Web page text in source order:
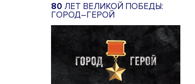
80 ЛЕТ ВЕЛИКОЙ ПОБЕДЫ:
ГОРОД–ГЕРОЙ